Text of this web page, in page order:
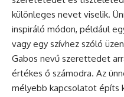
különleges nevet viselik.
inspiráló módon, például
vagy egy szívhez szóló
Gabos nevű szerettedet
értékes ő számodra. Az
mélyebb kapcsolatot építs